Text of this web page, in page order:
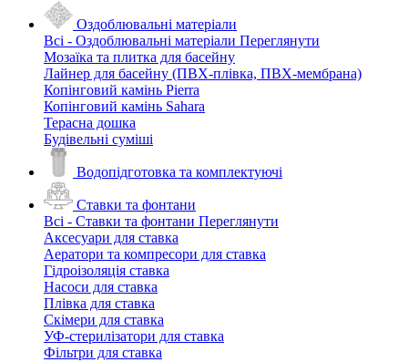
Оздоблювальні матеріали
Всі - Оздоблювальні матеріали Переглянути
Мозаїка та плитка для басейну
Лайнер для басейну (ПВХ-плівка, ПВХ-мембрана)
Копінговий камінь Pierra
Копінговий камінь Sahara
Терасна дошка
Будівельні суміші
Водопідготовка та комплектуючі
Ставки та фонтани
Всі - Ставки та фонтани Переглянути
Аксесуари для ставка
Аератори та компресори для ставка
Гідроізоляція ставка
Насоси для ставка
Плівка для ставка
Скімери для ставка
УФ-стерилізатори для ставка
Фільтри для ставка